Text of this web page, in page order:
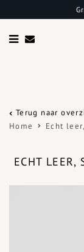
Terug naar
Home
Echt
ECHT LEER,